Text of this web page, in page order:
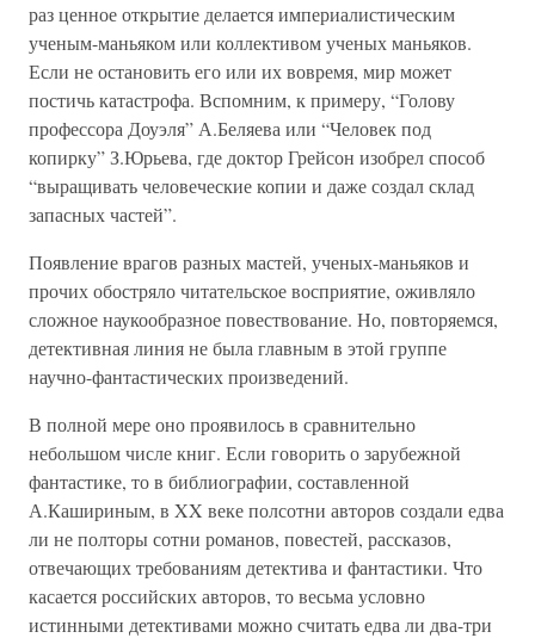
раз ценное открытие делается империалистическим
ученым-маньяком или коллективом ученых маньяков.
Если не остановить его или их вовремя, мир может
постичь катастрофа. Вспомним, к примеру, “Голову
профессора Доуэля” А.Беляева или “Человек под
копирку” З.Юрьева, где доктор Грейсон изобрел способ
“выращивать человеческие копии и даже создал склад
запасных частей”.
Появление врагов разных мастей, ученых-маньяков и
прочих обостряло читательское восприятие, оживляло
сложное наукообразное повествование. Но, повторяемся,
детективная линия не была главным в этой группе
научно-фантастических произведений.
В полной мере оно проявилось в сравнительно
небольшом числе книг. Если говорить о зарубежной
фантастике, то в библиографии, составленной
А.Кашириным, в XX веке полсотни авторов создали едва
ли не полторы сотни романов, повестей, рассказов,
отвечающих требованиям детектива и фантастики. Что
касается российских авторов, то весьма условно
истинными детективами можно считать едва ли два-три